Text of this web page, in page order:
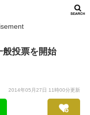
般投票を開始
2014年05月27日 11時00分更新